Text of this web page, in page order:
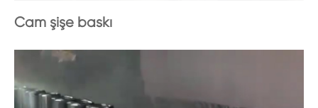
Cam şişe baskı